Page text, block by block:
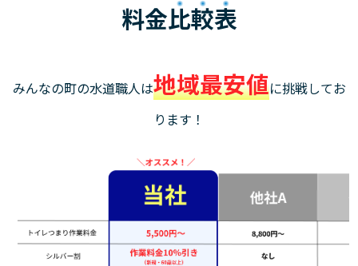
料金比較表
みんなの町の水道職人は地域最安値に挑戦してお
ります！